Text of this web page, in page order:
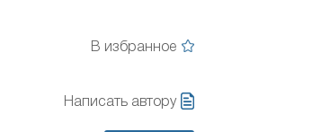
В избранное
Написать автору